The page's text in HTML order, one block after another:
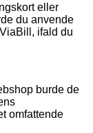
eller
du anvende
ifald du
burde de
omfattende